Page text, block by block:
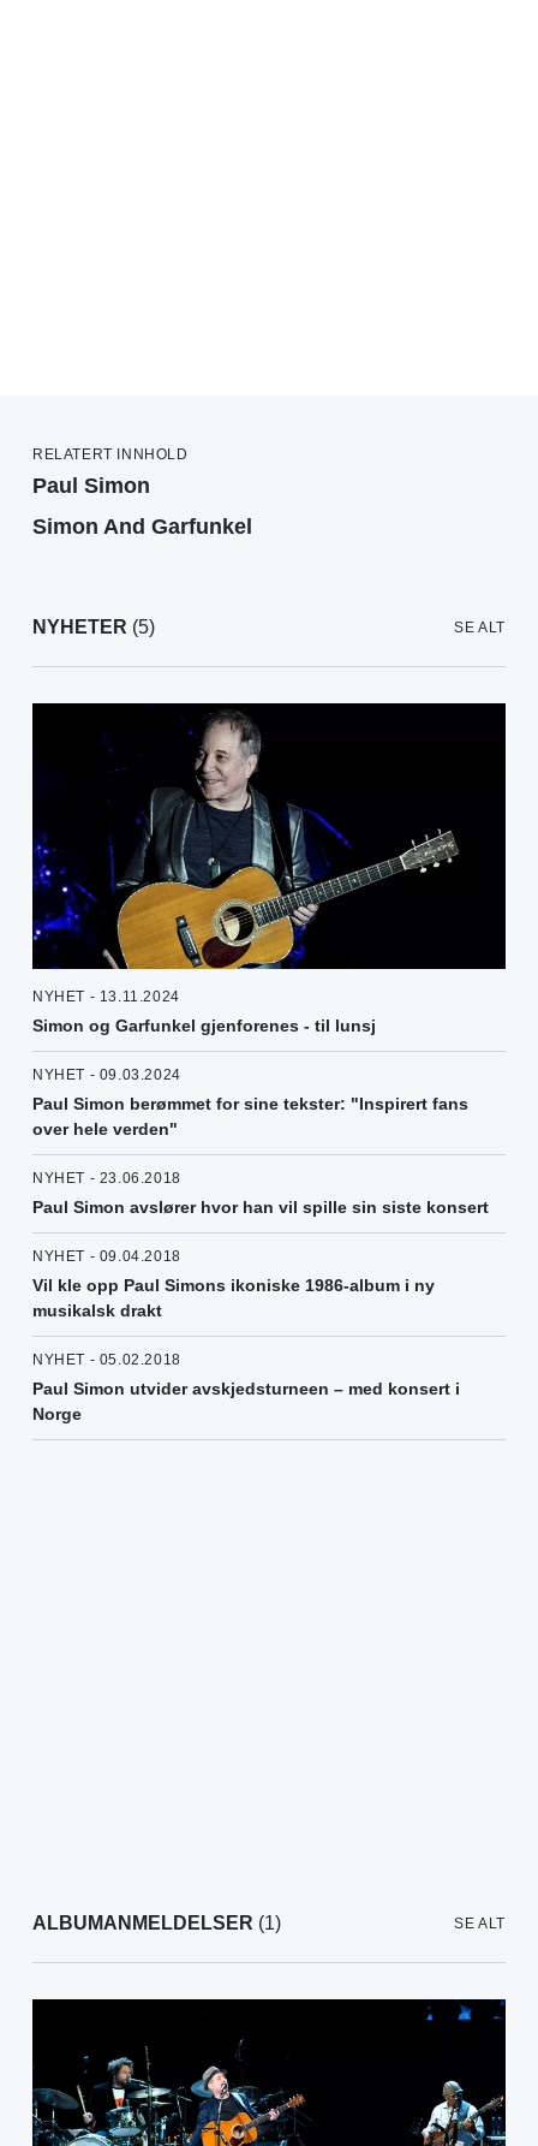
RELATERT INNHOLD
Paul Simon
Simon And Garfunkel
NYHETER (5) SE ALT
NYHET - 13.11.2024
Simon og Garfunkel gjenforenes - til lunsj
NYHET - 09.03.2024
Paul Simon berømmet for sine tekster: "Inspirert fans
over hele verden"
NYHET - 23.06.2018
Paul Simon avslører hvor han vil spille sin siste konsert
NYHET - 09.04.2018
Vil kle opp Paul Simons ikoniske 1986-album i ny
musikalsk drakt
NYHET - 05.02.2018
Paul Simon utvider avskjedsturneen – med konsert i
Norge
ALBUMANMELDELSER (1) SE ALT